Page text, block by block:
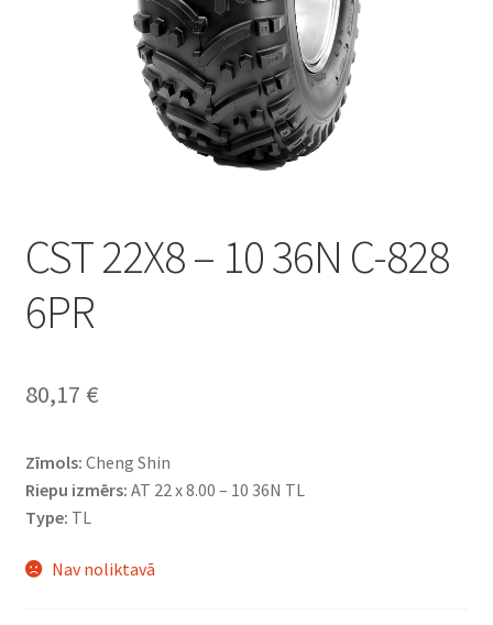
CST 22X8 – 10 36N C-828
6PR
80,17 €
Zīmols: Cheng Shin
Riepu izmērs: AT 22 x 8.00 – 10 36N TL
Type: TL
Nav noliktavā